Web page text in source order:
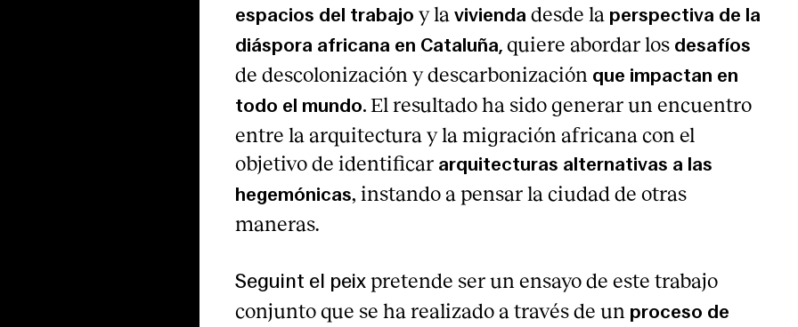
espacios del trabajo yla vivienda desde la perspectiva de la
diáspora africana en Cataluña, quiere abordar los desafíos
de descolonización y descarbonización que impactan en
todo el mundo. El resultado ha sido generar un encuentro
entre la arquitectura y la migración africana con el
objetivo de identificar arquitecturas alternativas a las
hegemónicas, instando a pensar la ciudad de otras
maneras.
Seguint el peix pretende ser un ensayo de este trabajo
conjunto que se ha realizado a través de un proceso de